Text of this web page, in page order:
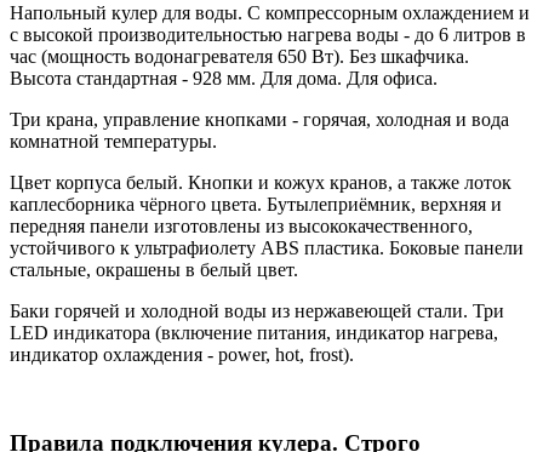
Напольный кулер для воды. С компрессорным охлаждением и
с высокой производительностью нагрева воды - до 6 литров в
час (мощность водонагревателя 650 Вт). Без шкафчика.
Высота стандартная - 928 мм. Для дома. Для офиса.
Три крана, управление кнопками - горячая, холодная и вода
комнатной температуры.
Цвет корпуса белый. Кнопки и кожух кранов, а также лоток
каплесборника чёрного цвета. Бутылеприёмник, верхняя и
передняя панели изготовлены из высококачественного,
устойчивого к ультрафиолету ABS пластика. Боковые панели
стальные, окрашены в белый цвет.
Баки горячей и холодной воды из нержавеющей стали. Три
LED индикатора (включение питания, индикатор нагрева,
индикатор охлаждения - power, hot, frost).
Правила подключения кулера. Строго